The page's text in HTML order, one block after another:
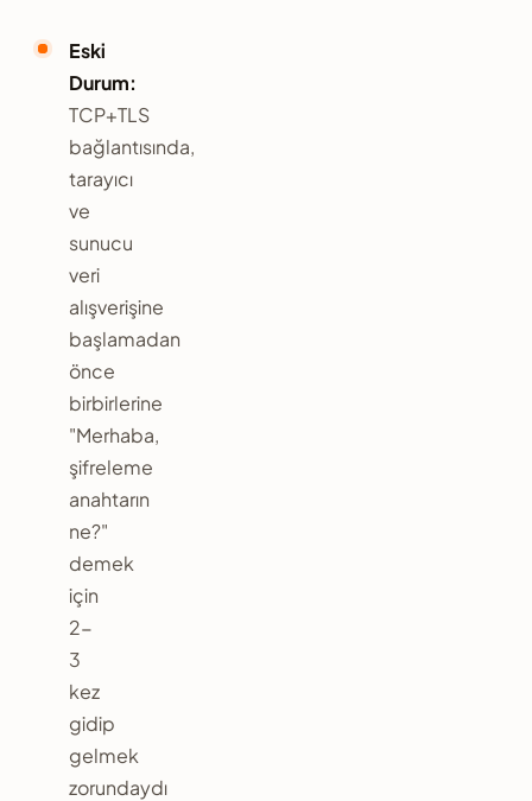
Eski
Durum:
TCP+TLS
bağlantısında,
tarayıcı
ve
sunucu
veri
alışverişine
başlamadan
önce
birbirlerine
"Merhaba,
şifreleme
anahtarın
ne?"
demek
için
2-
3
kez
gidip
gelmek
zorundaydı